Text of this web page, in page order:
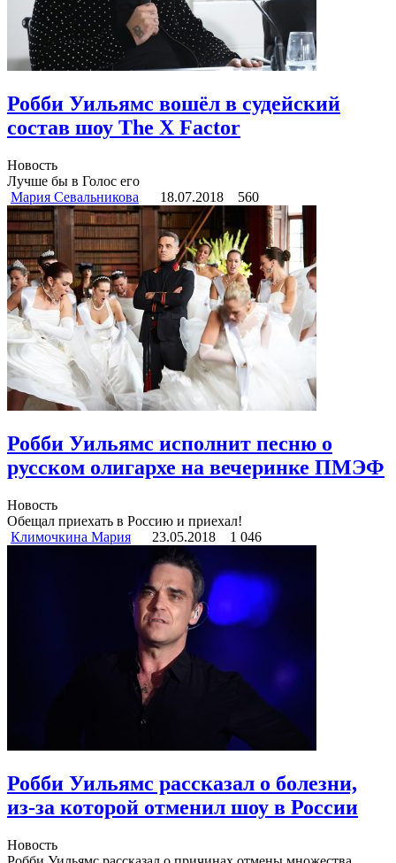
Робби Уильямс вошёл в судейский
состав шоу The X Factor
Новость
Лучше бы в Голос его
Мария Севальникова
18.07.2018 560
Робби Уильямс исполнит песню о
русском олигархе‍ на вечеринке ПМЭФ
Новость
Обещал приехать в Россию и приехал!
Климочкина Мария
23.05.2018 1 046
Робби Уильямс рассказал о болезни,
из-за которой отменил шоу в России
Новость